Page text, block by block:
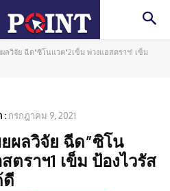
ลวิจัย ฉีด"ซิโนแวค"2เข็ม พ่วงแอสตราฯ1 เข็ม
: กรกฎาคม 9, 2021
ผลวิจัย ฉีด”ซิโน
ตราฯ1 เข็ม ป้องไวรัส
ดี